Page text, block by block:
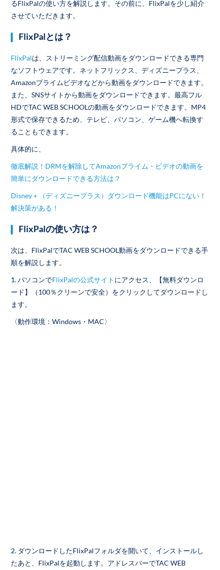
るFlixPalの使い方を解説します。その前に、FlixPalを少し紹介
させていただきます。
FlixPalとは？
FlixPalは、ストリーミング配信動画をダウンロードできる専門
なソフトウェアです。ネットフリックス、ディズニープラス、
Amazonプライムビデオなどから動画をダウンロードできます。
また、SNSサイトから動画をダウンロードできます。最高フル
HDでTAC WEB SCHOOLの動画をダウンロードできます。MP4
形式で保存できるため、テレビ、パソコン、ゲーム機へ転換す
ることもできます。
具体的に、
徹底解説！DRMを解除してAmazonプライム・ビデオの動画を
簡単にダウンロードできる方法は？
Disney＋（ディズニープラス）ダウンロード機能はPCにない！
解決策がある！
FlixPalの使い方は？
次は、FlixPalでTAC WEB SCHOOL動画をダウンロードできる手
順を解説します。
1. パソコンでFlixPalの公式サイト にアクセス、【無料ダウンロ
ード】（100％クリーンで安全）をクリックしてダウンロードし
ます。
〈動作環境：Windows・MAC〉
2. ダウンロードしたFlixPalフォルダを開いて、インストールし
たあと、FlixPalを起動します。アドレスバーでTAC WEB